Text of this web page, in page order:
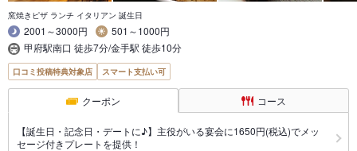
窯焼きピザ ランチ イタリアン 誕生日
2001～3000円
501～1000円
甲府駅南口 徒歩7分/金手駅 徒歩10分
口コミ投稿特典対象店 スマート支払い可
クーポン コース
【誕生日・記念日・デートに♪】主役がいる宴会に1650円(税込)でメッ
セージ付きプレートを提供！